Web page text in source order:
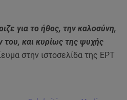
για το ήθος, την καλοσύνη,
και κυρίως της ψυχής
στην ιστοσελίδα της ΕΡΤ